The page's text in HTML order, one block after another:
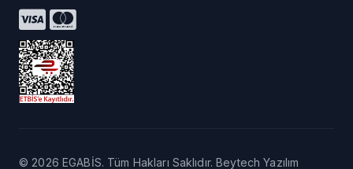
© 2026 EGABİS. Tüm Hakları Saklıdır. Beytech Yazılım